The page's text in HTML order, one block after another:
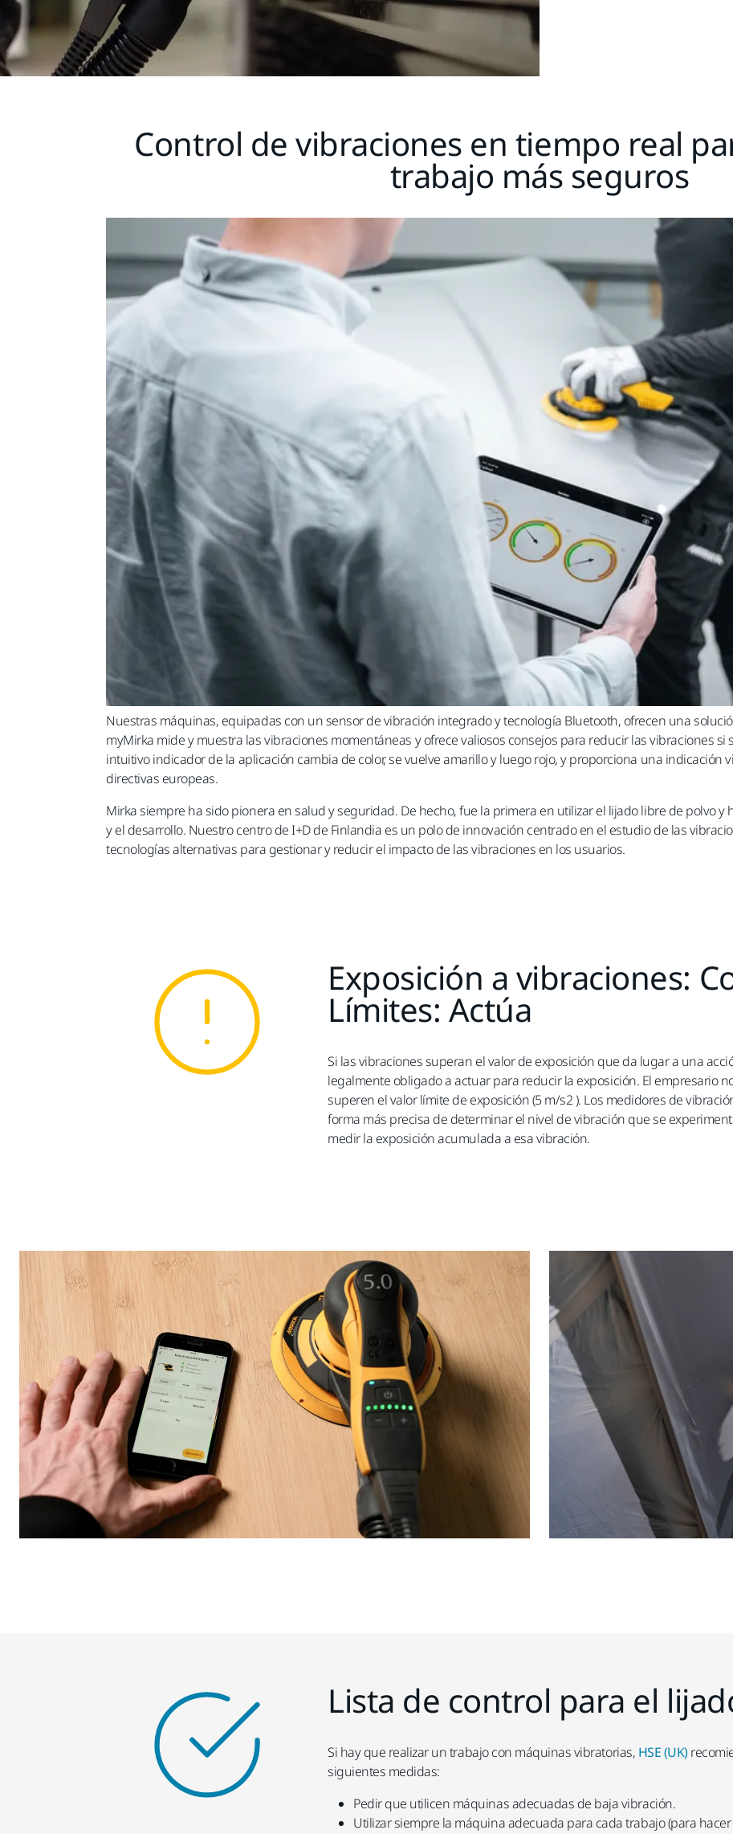
Control de vibraciones en tiempo real
trabajo más seguros
Nuestras máquinas, equipadas con un sensor de vibración integrado y tecnología Bluetooth, ofrecen una
myMirka mide y muestra las vibraciones momentáneas y ofrece valiosos consejos para reducir las vibraciones
intuitivo indicador de la aplicación cambia de color, se vuelve amarillo y luego rojo, y proporciona una indicación
directivas europeas.
Mirka siempre ha sido pionera en salud y seguridad. De hecho, fue la primera en utilizar el lijado libre de polvo
y el desarrollo. Nuestro centro de I+D de Finlandia es un polo de innovación centrado en el estudio de las
tecnologías alternativas para gestionar y reducir el impacto de las vibraciones en los usuarios.
Exposición a vibraciones:
Límites: Actúa
Si las vibraciones superan el valor de exposición que da lugar a una
legalmente obligado a actuar para reducir la exposición. El empresario
superen el valor límite de exposición (5 m/s2 ). Los medidores de
forma más precisa de determinar el nivel de vibración que se
medir la exposición acumulada a esa vibración.
Lista de control para el
Si hay que realizar un trabajo con máquinas vibratorias, HSE (UK)
siguientes medidas:
Pedir que utilicen máquinas adecuadas de baja vibración.
Utilizar siempre la máquina adecuada para cada trabajo (para